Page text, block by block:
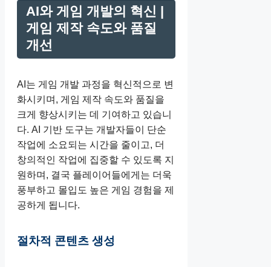
AI와 게임 개발의 혁신 |
게임 제작 속도와 품질
개선
AI는 게임 개발 과정을 혁신적으로 변
화시키며, 게임 제작 속도와 품질을
크게 향상시키는 데 기여하고 있습니
다. AI 기반 도구는 개발자들이 단순
작업에 소요되는 시간을 줄이고, 더
창의적인 작업에 집중할 수 있도록 지
원하며, 결국 플레이어들에게는 더욱
풍부하고 몰입도 높은 게임 경험을 제
공하게 됩니다.
절차적 콘텐츠 생성